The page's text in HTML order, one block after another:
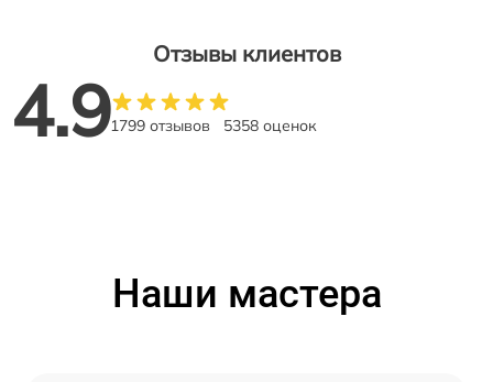
Отзывы клиентов
4.91799 отзывов 5358 оценок
Наши мастера